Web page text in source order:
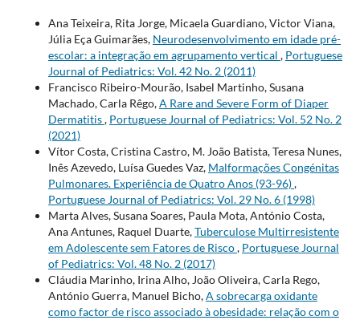
Ana Teixeira, Rita Jorge, Micaela Guardiano, Victor Viana,
Júlia Eça Guimarães, Neurodesenvolvimento em idade pré-
escolar: a integração em agrupamento vertical , Portuguese
Journal of Pediatrics: Vol. 42 No. 2 (2011)
Francisco Ribeiro-Mourão, Isabel Martinho, Susana
Machado, Carla Rêgo,A Rare and Severe Form of Diaper
Dermatitis, Portuguese Journal of Pediatrics: Vol. 52 No. 2
(2021)
Vítor Costa, Cristina Castro, M. João Batista, Teresa Nunes,
Inês Azevedo, Luísa Guedes Vaz, Malformações Congénitas
Pulmonares. Experiência de Quatro Anos (93-96),
Portuguese Journal of Pediatrics: Vol. 29 No. 6 (1998)
Marta Alves, Susana Soares, Paula Mota, António Costa,
Ana Antunes, Raquel Duarte,Tuberculose Multirresistente
em Adolescente sem Fatores de Risco, Portuguese Journal
of Pediatrics: Vol. 48 No. 2 (2017)
Cláudia Marinho, Irina Alho, João Oliveira, Carla Rego,
António Guerra, Manuel Bicho,A sobrecarga oxidante
como factor de risco associado à obesidade: relação com o